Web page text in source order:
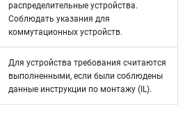
распределительные устройства.
Соблюдать указания для
коммутационных устройств.
Для устройства требования считаются
выполненными, если были соблюдены
данные инструкции по монтажу (IL).